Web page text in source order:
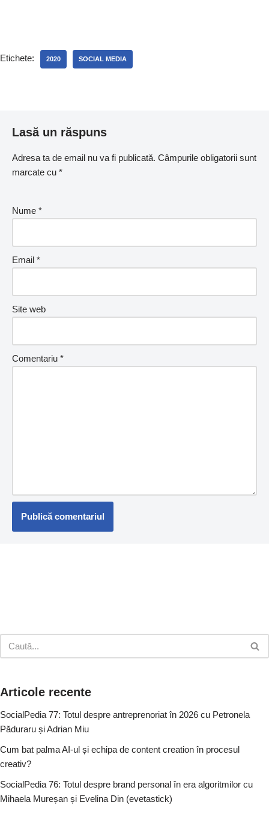
Etichete: 2020 SOCIAL MEDIA
Lasă un răspuns
Adresa ta de email nu va fi publicată. Câmpurile obligatorii sunt
marcate cu *
Nume *
Email *
Site web
Comentariu *
Articole recente
SocialPedia 77: Totul despre antreprenoriat în 2026 cu Petronela
Păduraru și Adrian Miu
Cum bat palma AI-ul și echipa de content creation în procesul
creativ?
SocialPedia 76: Totul despre brand personal în era algoritmilor cu
Mihaela Mureșan și Evelina Din (evetastick)